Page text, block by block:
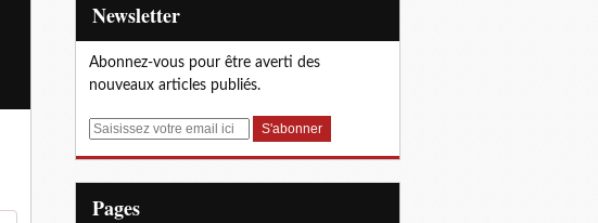
Newsletter
Abonnez-vous pour être averti des
nouveaux articles publiés.
E
Pages